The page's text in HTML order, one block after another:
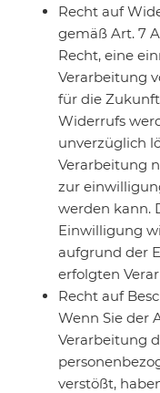
Recht auf
gemäß Art. 7
Recht, eine
Verarbeitung
für die
Widerrufs
unverzüglich
Verarbeitung
zur
werden kann.
Einwilligung
aufgrund der
erfolgten
Recht auf
Wenn Sie der
Verarbeitung
verstößt,